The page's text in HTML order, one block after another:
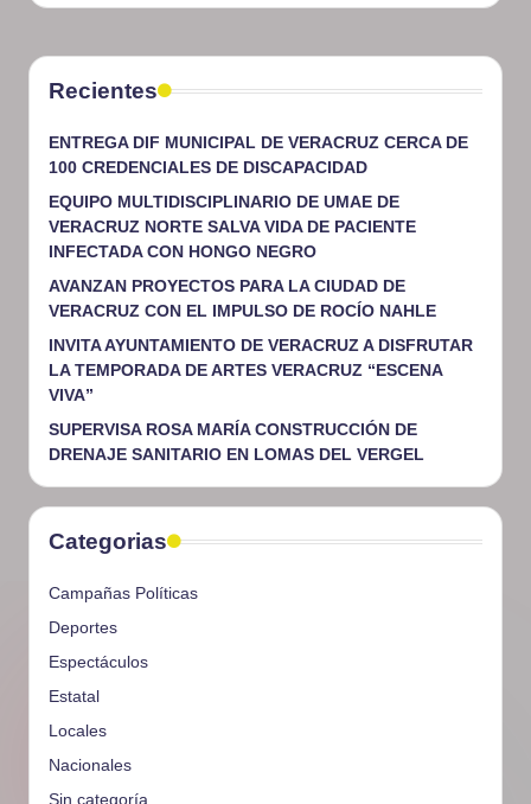
Recientes
ENTREGA DIF MUNICIPAL DE VERACRUZ CERCA DE
100 CREDENCIALES DE DISCAPACIDAD
EQUIPO MULTIDISCIPLINARIO DE UMAE DE
VERACRUZ NORTE SALVA VIDA DE PACIENTE
INFECTADA CON HONGO NEGRO
AVANZAN PROYECTOS PARA LA CIUDAD DE
VERACRUZ CON EL IMPULSO DE ROCÍO NAHLE
INVITA AYUNTAMIENTO DE VERACRUZ A DISFRUTAR
LA TEMPORADA DE ARTES VERACRUZ “ESCENA
VIVA”
SUPERVISA ROSA MARÍA CONSTRUCCIÓN DE
DRENAJE SANITARIO EN LOMAS DEL VERGEL
Categorias
Campañas Políticas
Deportes
Espectáculos
Estatal
Locales
Nacionales
Sin categoría